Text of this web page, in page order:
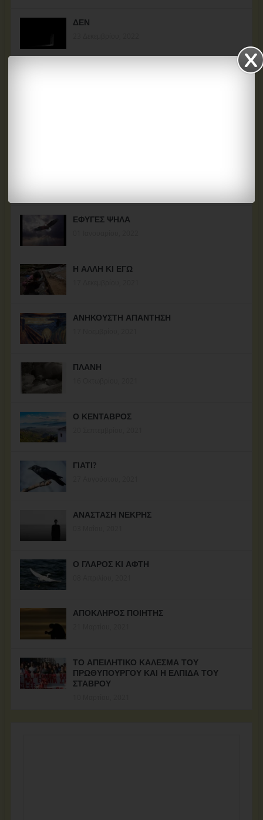
ΔΕΝ
ΕΦΥΓΕΣ ΨΗΛΑ
Η ΑΛΛΗ ΚΙ ΕΓΩ
ΑΝΗΚΟΥΣΤΗ ΑΠΑΝΤΗΣΗ
ΠΛΑΝΗ
Ο ΚΕΝΤΑΒΡΟΣ
ΓΙΑΤΙ?
ΑΝΑΣΤΑΣΗ ΝΕΚΡΗΣ
Ο ΓΛΑΡΟΣ ΚΙ ΑΦΤΗ
ΑΠΟΚΛΗΡΟΣ ΠΟΙΗΤΗΣ
ΤΟ ΑΠΕΙΛΗΤΙΚΟ ΚΑΛΕΣΜΑ ΤΟΥ
ΠΡΩΘΥΠΟΥΡΓΟΥ ΚΑΙ Η ΕΛΠΙΔΑ ΤΟΥ
ΣΤΑΒΡΟΥ